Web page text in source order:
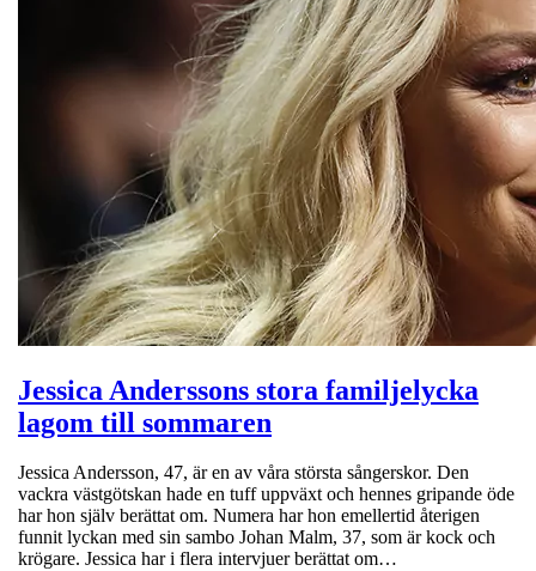
Jessica Anderssons stora familjelycka
lagom till sommaren
Jessica Andersson, 47, är en av våra största sångerskor. Den
vackra västgötskan hade en tuff uppväxt och hennes gripande öde
har hon själv berättat om. Numera har hon emellertid återigen
funnit lyckan med sin sambo Johan Malm, 37, som är kock och
krögare. Jessica har i flera intervjuer berättat om…